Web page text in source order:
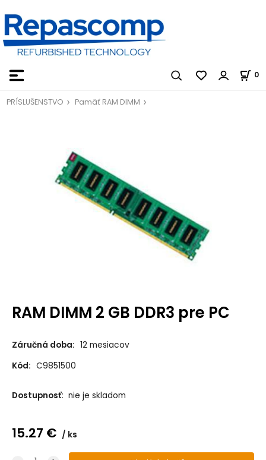
0
PRÍSLUŠENSTVO Pamäť RAM DIMM
RAM DIMM 2 GB DDR3 pre PC
Záručná doba: 12 mesiacov
Kód: C9851500
Dostupnosť: nie je skladom
15.27 € ks